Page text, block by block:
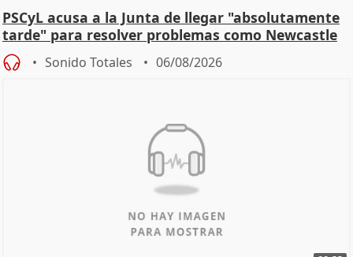
PSCyL acusa a la Junta de llegar "absolutamente
tarde" para resolver problemas como Newcastle
Sonido Totales 06/08/2026